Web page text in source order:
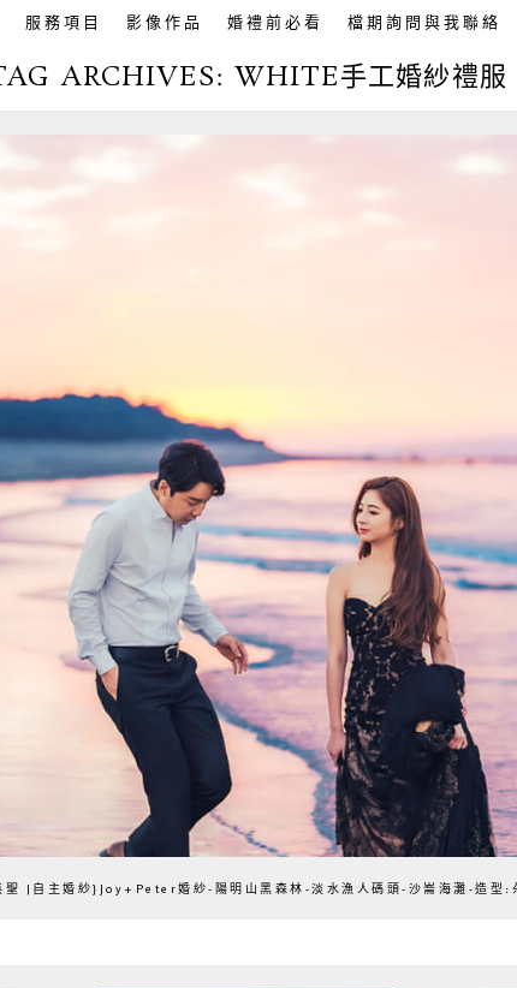
服務項目 影像作品 婚禮前必看 檔期詢問與我聯絡
ARCHIVES: WHITE手工婚紗禮服
聖 |自主婚紗}Joy+Peter婚紗-陽明山黑森林-淡水漁人碼頭-沙崙海灘-造型: